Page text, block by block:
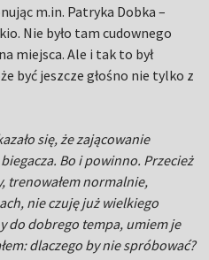
m.in. Patryka Dobka –
Nie było tam cudownego
miejsca. Ale i tak to był
być jeszcze głośno nie tylko z
się, że zającowanie
Bo i powinno. Przecież
trenowałem normalnie,
nie czuję już wielkiego
do dobrego tempa, umiem je
dlaczego by nie spróbować?